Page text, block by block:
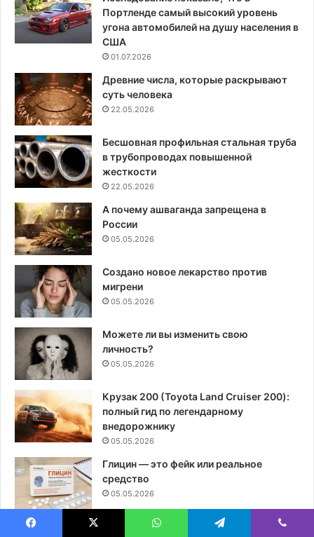
Портленде самый высокий уровень
угона автомобилей на душу населения в
США
01.07.2026
Древние числа, которые раскрывают
суть человека
22.05.2026
Бесшовная профильная стальная труба
в трубопроводах повышенной
жесткости
22.05.2026
А почему ашваганда запрещена в
России
05.05.2026
Создано новое лекарство против
мигрени
05.05.2026
Можете ли вы изменить свою
личность?
05.05.2026
Крузак 200 (Toyota Land Cruiser 200):
полный гид по легендарному
внедорожнику
05.05.2026
Глицин — это фейк или реальное
средство
05.05.2026
Загадки с подвохом: 75 лучших хитрых